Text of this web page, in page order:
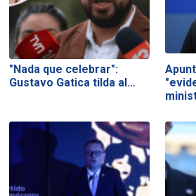
"Nada que celebrar":
Gustavo Gatica tilda al…